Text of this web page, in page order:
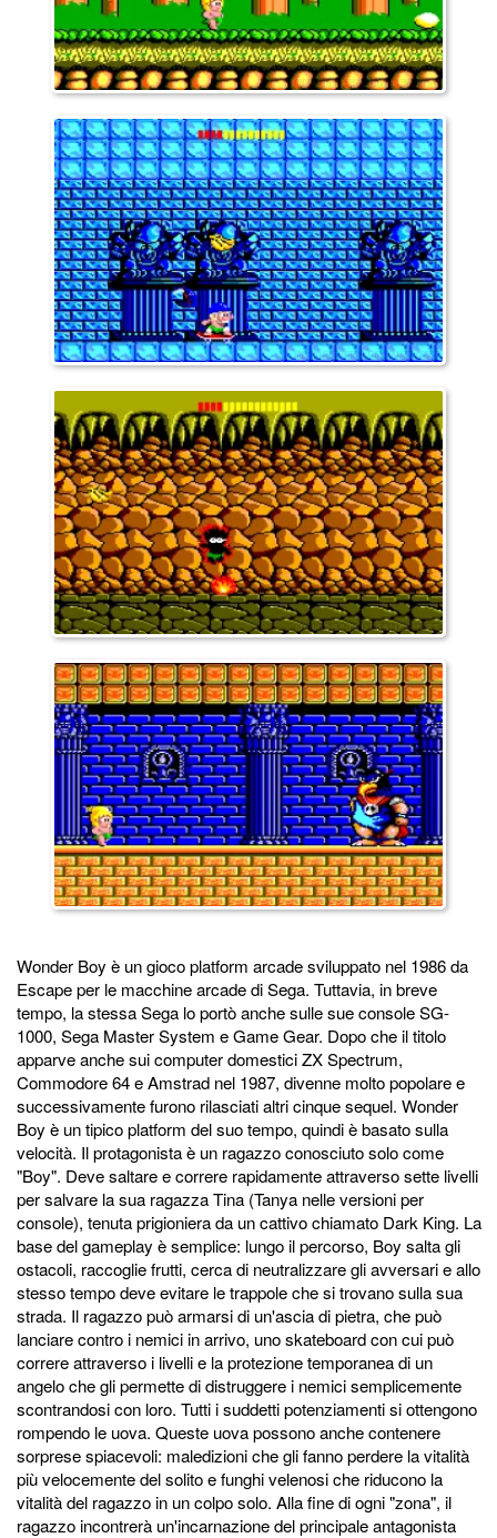
Wonder Boy è un gioco platform arcade sviluppato nel 1986 da
Escape per le macchine arcade di Sega. Tuttavia, in breve
tempo, la stessa Sega lo portò anche sulle sue console SG-
1000, Sega Master System e Game Gear. Dopo che il titolo
apparve anche sui computer domestici ZX Spectrum,
Commodore 64 e Amstrad nel 1987, divenne molto popolare e
successivamente furono rilasciati altri cinque sequel. Wonder
Boy è un tipico platform del suo tempo, quindi è basato sulla
velocità. Il protagonista è un ragazzo conosciuto solo come
"Boy". Deve saltare e correre rapidamente attraverso sette livelli
per salvare la sua ragazza Tina (Tanya nelle versioni per
console), tenuta prigioniera da un cattivo chiamato Dark King. La
base del gameplay è semplice: lungo il percorso, Boy salta gli
ostacoli, raccoglie frutti, cerca di neutralizzare gli avversari e allo
stesso tempo deve evitare le trappole che si trovano sulla sua
strada. Il ragazzo può armarsi di un'ascia di pietra, che può
lanciare contro i nemici in arrivo, uno skateboard con cui può
correre attraverso i livelli e la protezione temporanea di un
angelo che gli permette di distruggere i nemici semplicemente
scontrandosi con loro. Tutti i suddetti potenziamenti si ottengono
rompendo le uova. Queste uova possono anche contenere
sorprese spiacevoli: maledizioni che gli fanno perdere la vitalità
più velocemente del solito e funghi velenosi che riducono la
vitalità del ragazzo in un colpo solo. Alla fine di ogni "zona", il
ragazzo incontrerà un'incarnazione del principale antagonista